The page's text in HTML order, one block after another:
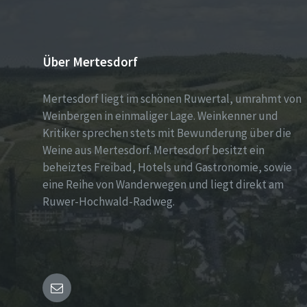
Über Mertesdorf
Mertesdorf liegt im schönen Ruwertal, umrahmt von
Weinbergen in einmaliger Lage. Weinkenner und
Kritiker sprechen stets mit Bewunderung über die
Weine aus Mertesdorf. Mertesdorf besitzt ein
beheiztes Freibad, Hotels und Gastronomie, sowie
eine Reihe von Wanderwegen und liegt direkt am
Ruwer-Hochwald-Radweg.
E-